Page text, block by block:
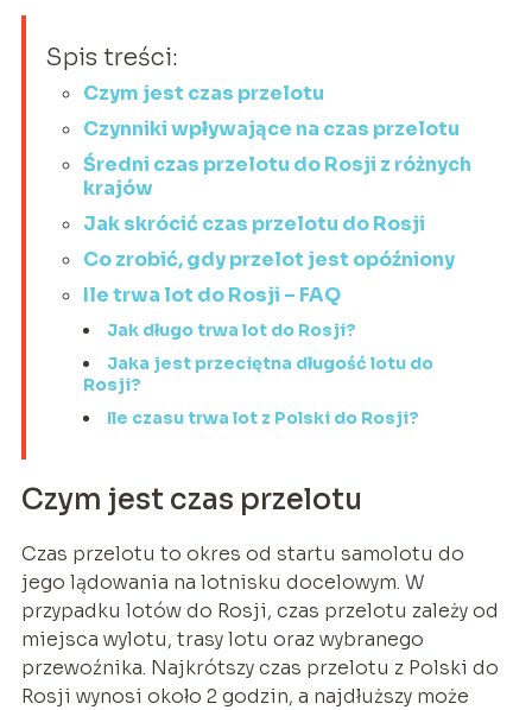
Spis treści:
Czym jest czas przelotu
Czynniki wpływające na czas przelotu
Średni czas przelotu do Rosji z różnych
krajów
Jak skrócić czas przelotu do Rosji
Co zrobić, gdy przelot jest opóźniony
Ile trwa lot do Rosji – FAQ
Jak długo trwa lot do Rosji?
Jaka jest przeciętna długość lotu do
Rosji?
Ile czasu trwa lot z Polski do Rosji?
Czym jest czas przelotu
Czas przelotu to okres od startu samolotu do
jego lądowania na lotnisku docelowym. W
przypadku lotów do Rosji, czas przelotu zależy od
miejsca wylotu, trasy lotu oraz wybranego
przewoźnika. Najkrótszy czas przelotu z Polski do
Rosji wynosi około 2 godzin, a najdłuższy może